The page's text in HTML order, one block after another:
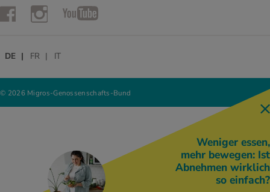
FacebookInstagramYouTube
© 2026 Migros-Genossenschafts-Bund
DE FR IT
Weniger essen,
mehr bewegen: Ist
Abnehmen wirklich
so einfach?